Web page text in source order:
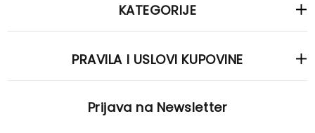
KATEGORIJE
PRAVILA I USLOVI KUPOVINE
Prijava na Newsletter